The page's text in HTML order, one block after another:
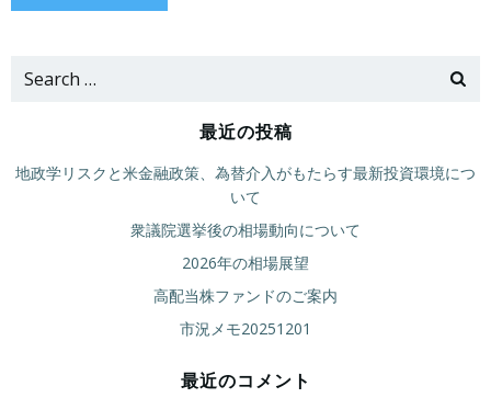
Search
最近の投稿
地政学リスクと米金融政策、為替介入がもたらす最新投資環境につ
いて
衆議院選挙後の相場動向について
2026年の相場展望
高配当株ファンドのご案内
市況メモ20251201
最近のコメント